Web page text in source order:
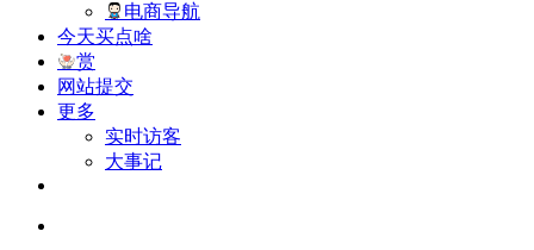
电商导航
今天买点啥
赏
网站提交
更多
实时访客
大事记